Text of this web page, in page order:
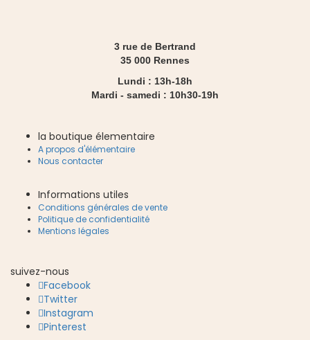
3 rue de Bertrand
35 000 Rennes
Lundi : 13h-18h
Mardi - samedi : 10h30-19h
la boutique élementaire
A propos d'élémentaire
Nous contacter
Informations utiles
Conditions générales de vente
Politique de confidentialité
Mentions légales
suivez-nous
Facebook
Twitter
Instagram
Pinterest